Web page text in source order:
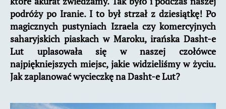
podróży po Iranie. I to był strzał z dziesiątkę! Po
magicznych pustyniach Izraela czy komercyjnych
saharyjskich piaskach w Maroku, irańska Dasht-e
Lut uplasowała się w naszej czołówce
najpiękniejszych miejsc, jakie widzieliśmy w życiu.
Jak zaplanować wycieczkę na Dasht-e Lut?